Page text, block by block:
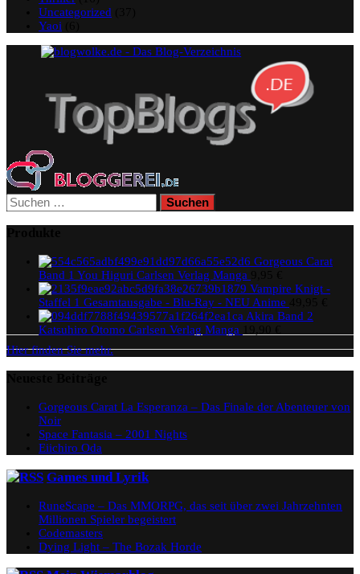
Uncategorized
Yaoi
Suchen
nach:
Gorgeous Carat
Band 1 You Higuri Carlsen Verlag Manga
Vampire Knigt -
Staffel 1 Gesamtausgabe - Blu-Ray - NEU Anime
Akira Band 2
Katsuhiro Otomo Carlsen Verlag Manga
Hier finden Sie mehr.
Gorgeous Carat La Esperanza – Das Finale der Abenteuer von
Noir
Space Fantasia – 2001 Nights
Eiichiro Oda
Games und Lyrik
RuneScape – Das MMORPG, das seit über zwei Jahrzehnten
Millionen Spieler begeistert
Codemasters
Dying Light – The Bozak Horde